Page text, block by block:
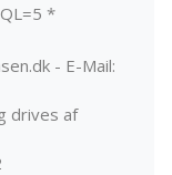
*
- E-Mail:
drives af